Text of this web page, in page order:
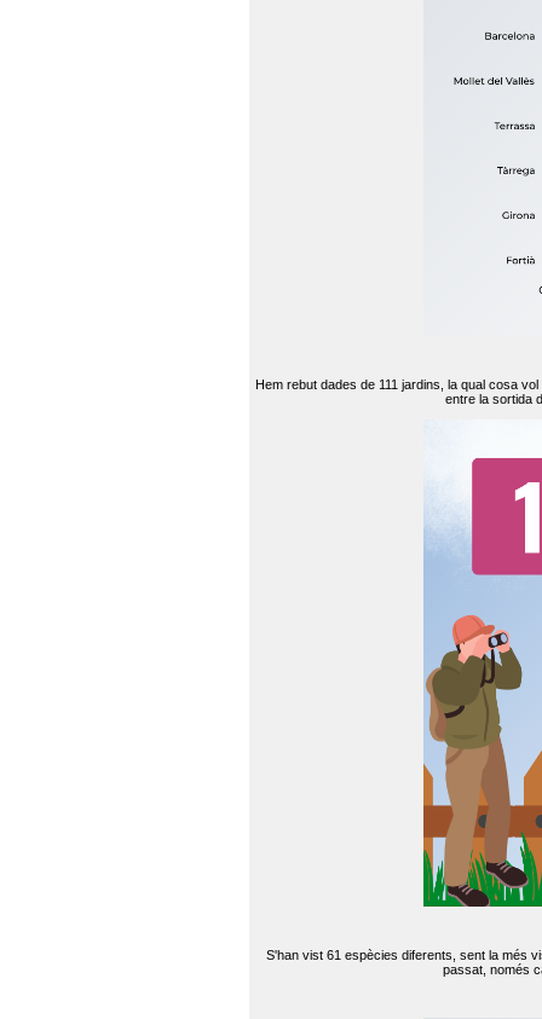
Hem rebut dades de 111 jardins, la qual cosa
entre la sortida
S'han vist 61 espècies diferents, sent la més
passat, només